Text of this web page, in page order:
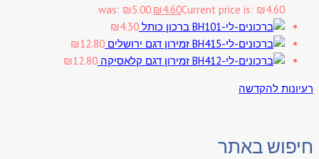
was: ₪5.00.₪4.60Current price is: ₪4.60.
ברכון כותל
₪4.30
זמירון דגם ירושלים
₪12.80
זמירון דגם קלאסיקה
₪12.80
רעיונות להקדשה
חיפוש באתר